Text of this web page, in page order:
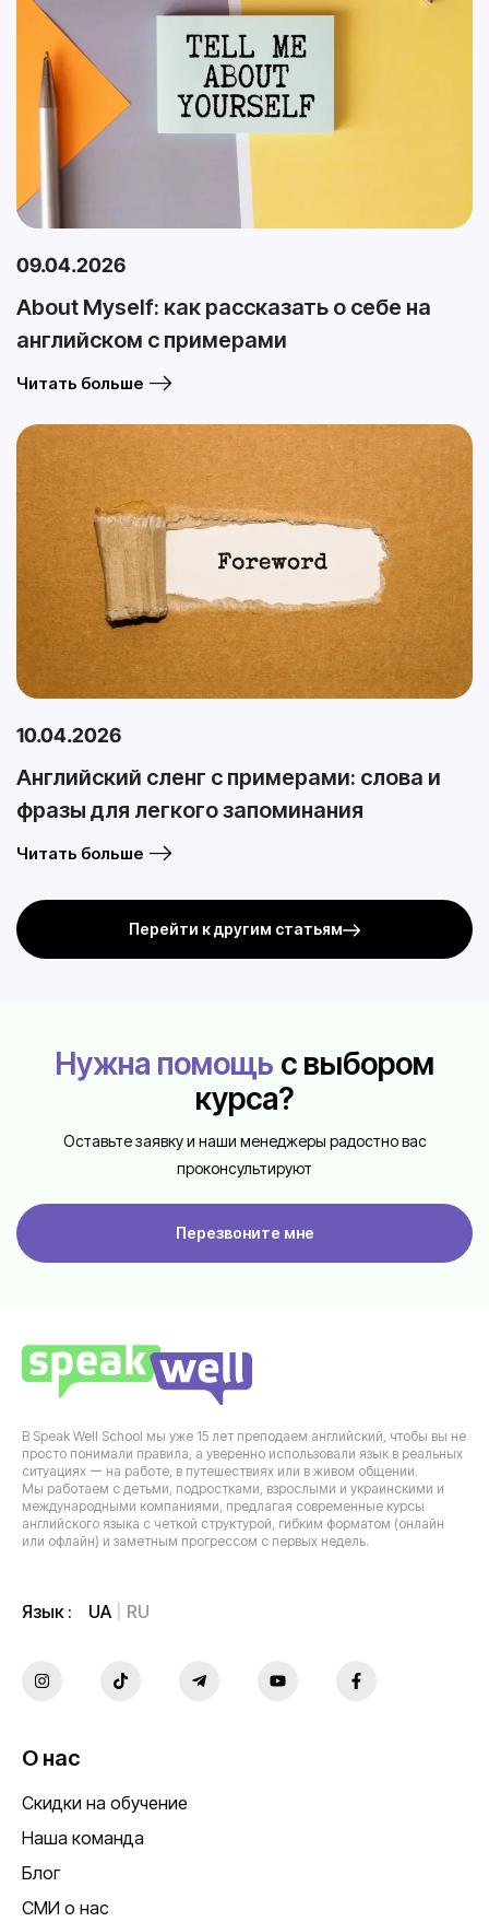
09.04.2026
About Myself: как рассказать о себе на
английском с примерами
Читать больше
10.04.2026
Английский сленг с примерами: слова и
фразы для легкого запоминания
Читать больше
Перейти к другим статьям
Нужна помощь с выбором
курса?
Оставьте заявку и наши менеджеры радостно вас
проконсультируют
Перезвоните мне
В Speak Well School мы уже 15 лет преподаем английский, чтобы вы не
просто понимали правила, а уверенно использовали язык в реальных
ситуациях ー на работе, в путешествиях или в живом общении.
Мы работаем с детьми, подростками, взрослыми и украинскими и
международными компаниями, предлагая современные курсы
английского языка с четкой структурой, гибким форматом (онлайн
или офлайн) и заметным прогрессом с первых недель.
Язык : UA RU
О нас
Скидки на обучение
Наша команда
Блог
СМИ о нас